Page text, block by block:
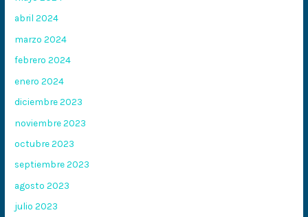
abril 2024
marzo 2024
febrero 2024
enero 2024
diciembre 2023
noviembre 2023
octubre 2023
septiembre 2023
agosto 2023
julio 2023